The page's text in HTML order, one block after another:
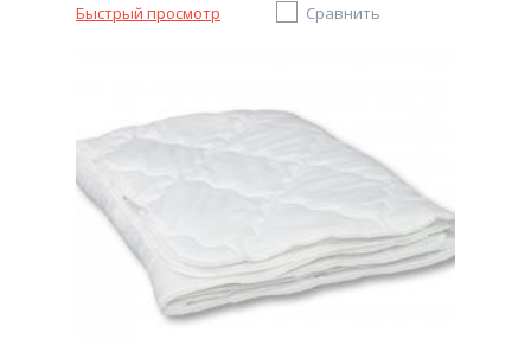
Быстрый просмотр Сравнить